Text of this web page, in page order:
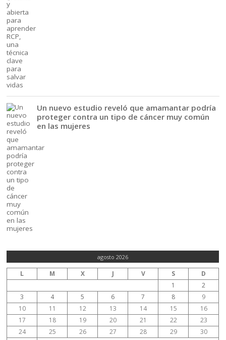
Un nuevo estudio reveló que amamantar podría
proteger contra un tipo de cáncer muy común
en las mujeres
agosto 2026
L M X J V S
D
1
2
3
4 5 6 7 8
9
10
11 12 13 14 15
16
17
18 19 20 21 22
23
24
25 26 27 28 29
30